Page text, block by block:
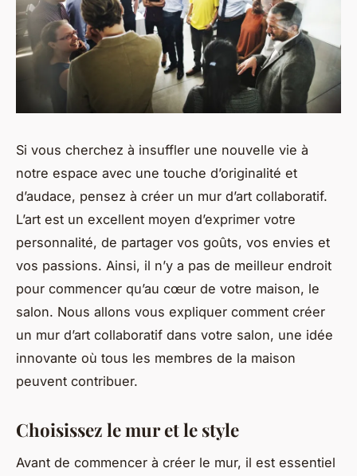
Si vous cherchez à insuffler une nouvelle vie à
notre espace avec une touche d’originalité et
d’audace, pensez à créer un mur d’art collaboratif.
L’art est un excellent moyen d’exprimer votre
personnalité, de partager vos goûts, vos envies et
vos passions. Ainsi, il n’y a pas de meilleur endroit
pour commencer qu’au cœur de votre maison, le
salon. Nous allons vous expliquer comment créer
un mur d’art collaboratif dans votre salon, une idée
innovante où tous les membres de la maison
peuvent contribuer.
Choisissez le mur et le style
Avant de commencer à créer le mur, il est essentiel